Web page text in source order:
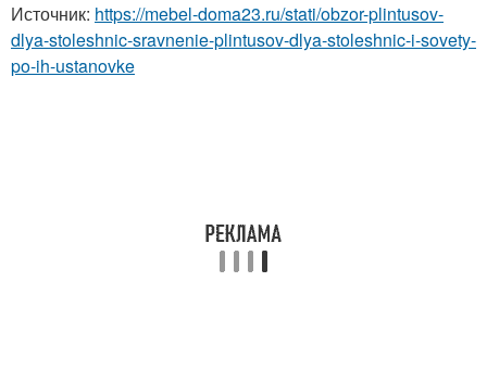
Источник: https://mebel-doma23.ru/stati/obzor-plintusov-
dlya-stoleshnic-sravnenie-plintusov-dlya-stoleshnic-i-sovety-
po-ih-ustanovke